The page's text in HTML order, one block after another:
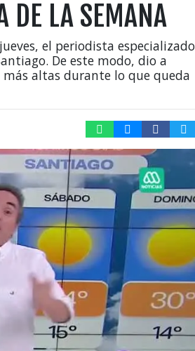
DE LA SEMANA
el periodista especializado
De este modo, dio a
más altas durante lo que queda